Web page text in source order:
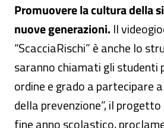
Promuovere la cultura della
nuove generazioni. Il
“ScacciaRischi” è anche lo
saranno chiamati gli studenti
ordine e grado a partecipare
della prevenzione”, il
fine anno scolastico,